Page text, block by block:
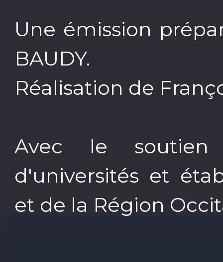
Une émission
BAUDY.
Réalisation de
Avec le
d'universités et
et de la Région